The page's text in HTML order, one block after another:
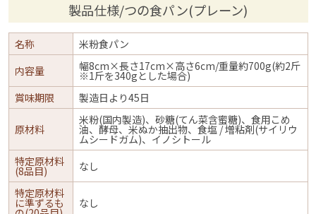
製品仕様/つの食パン(プレーン)
名称
米粉食パン
内容量
幅8cm×長さ17cm×高さ6cm/重量約700g(約2斤
※1斤を340gとした場合)
賞味期限
製造日より45日
原材料
米粉(国内製造)、砂糖(てん菜含蜜糖)、食用こめ
油、酵母、米ぬか抽出物、食塩 / 増粘剤(サイリウ
ムシードガム)、イノシトール
特定原材料
(8品目)
なし
特定原材料
に準ずるも なし